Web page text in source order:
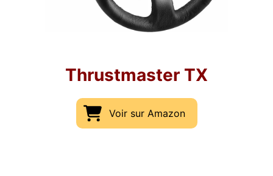
Thrustmaster TX
Voir sur Amazon